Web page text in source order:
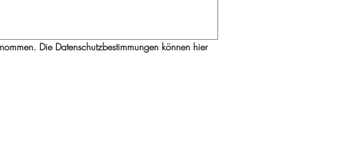
Die Datenschutzbestimmungen können hier